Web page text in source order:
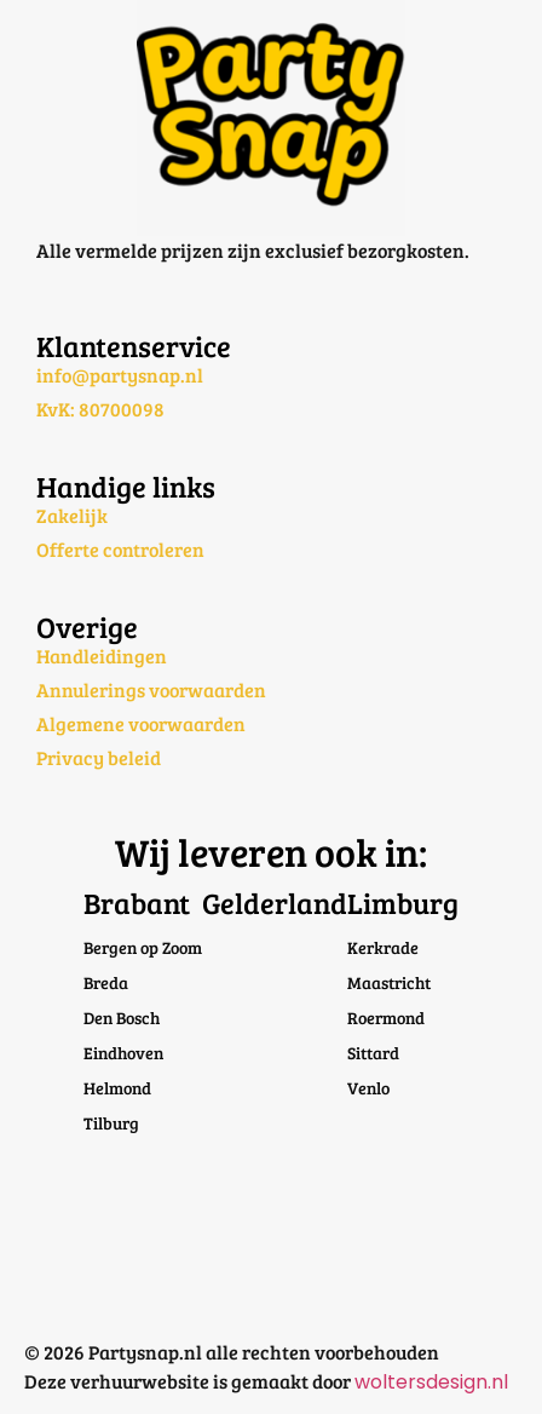
Alle vermelde prijzen zijn exclusief bezorgkosten.
Klantenservice
info@partysnap.nl
KvK: 80700098
Handige links
Zakelijk
Offerte controleren
Overige
Handleidingen
Annulerings voorwaarden
Algemene voorwaarden
Privacy beleid
Wij leveren ook in:
Brabant
Bergen op Zoom
Breda
Den Bosch
Eindhoven
Helmond
Tilburg
GelderlandLimburg
Kerkrade
Maastricht
Roermond
Sittard
Venlo
© 2026 Partysnap.nl alle rechten voorbehouden
Deze verhuurwebsite is gemaakt doorwoltersdesign.nl